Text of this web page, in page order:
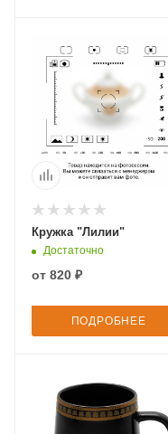
Кружка "Лилии"
Достаточно
от 820 ₽
ПОДРОБНЕЕ